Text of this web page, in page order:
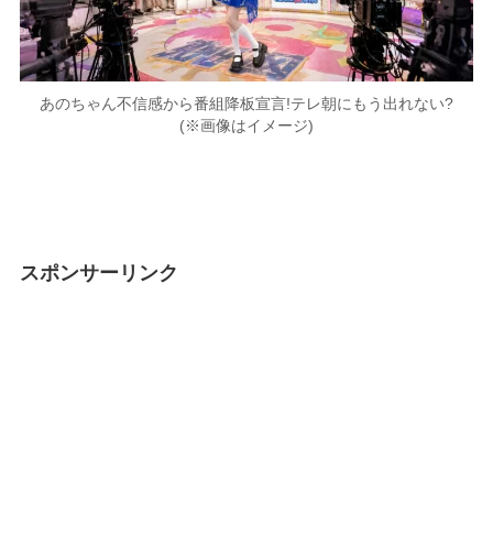
あのちゃん不信感から番組降板宣言!テレ朝にもう出れない?
(※画像はイメージ)
スポンサーリンク